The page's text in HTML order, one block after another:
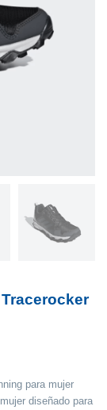
para mujer
diseñado para